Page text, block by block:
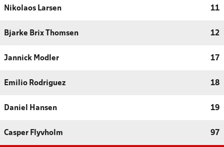
Nikolaos Larsen 11
Bjarke Brix Thomsen 12
Jannick Modler 17
Emilio Rodriguez 18
Daniel Hansen 19
Casper Flyvholm 97